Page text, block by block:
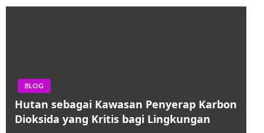
BLOG
Hutan sebagai Kawasan Penyerap Karbon
Dioksida yang Kritis bagi Lingkungan